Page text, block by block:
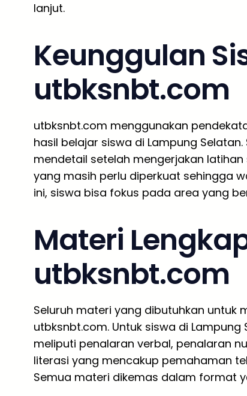
lanjut.
Keunggulan
utbksnbt.com
utbksnbt.com menggunakan
hasil belajar siswa di Lampung
mendetail setelah mengerjakan
yang masih perlu diperkuat sehingga
ini, siswa bisa fokus pada area yang
Materi
utbksnbt.com
Seluruh materi yang dibutuhkan untuk
utbksnbt.com. Untuk siswa di
meliputi penalaran verbal, penalaran
literasi yang mencakup pemahaman
Semua materi dikemas dalam format